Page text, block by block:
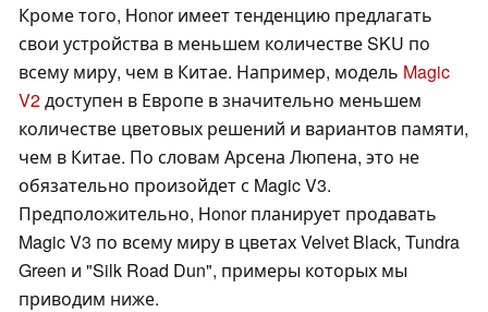
Кроме того, Honor имеет тенденцию предлагать
свои устройства в меньшем количестве SKU по
всему миру, чем в Китае. Например, модель Magic
V2доступен в Европе в значительно меньшем
количестве цветовых решений и вариантов памяти,
чем в Китае. По словам Арсена Люпена, это не
обязательно произойдет с Magic V3.
Предположительно, Honor планирует продавать
Magic V3 по всему миру в цветах Velvet Black, Tundra
Green и "Silk Road Dun", примеры которых мы
приводим ниже.